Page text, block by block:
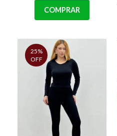
COMPRAR
25%
OFF